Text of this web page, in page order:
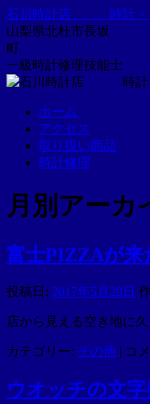
コ
ン
テ
ン
ツ
石川時計店 時計・
山梨県北杜市長坂
一級時計修
ホーム
アクセス
取り扱い商品
時計修理
月別アーカ
富士PIZZAが来
投稿日: 2017年5月29日
店から見える空き地に
カテゴリー: その他 | 富
が
コ
ウオッチの文